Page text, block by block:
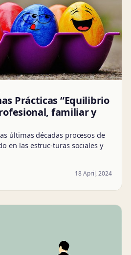
Prácticas “Equilibrio
familiar y
últimas décadas procesos de
en las estruc-turas sociales y
18 April, 2024